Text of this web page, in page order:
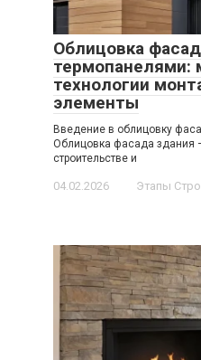
Облицовка
термопанелями:
технологии
элементы
Введение в облицовку
Облицовка фасада здания
строительстве и
04.02.2026 Этапы